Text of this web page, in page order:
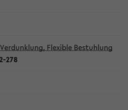
Flexible Bestuhlung
278